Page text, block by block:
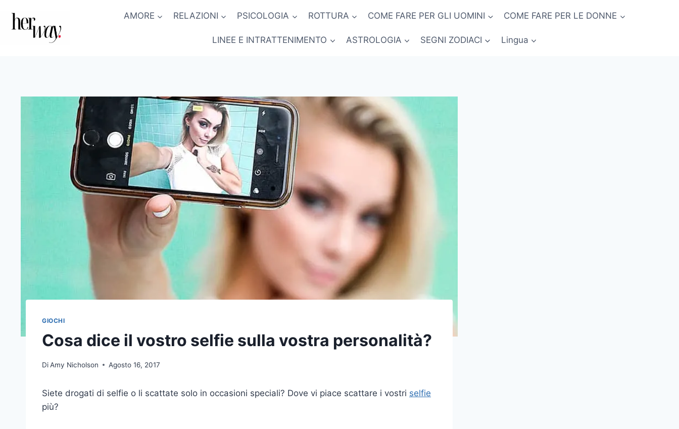
contenuto
AMORE RELAZIONI PSICOLOGIA ROTTURA COME FARE PER GLI UOMINI COME FARE PER LE DONNE
LINEE E INTRATTENIMENTO ASTROLOGIA SEGNI ZODIACI Lingua
GIOCHI
Cosa dice il vostro selfie sulla vostra personalità?
DiAmy Nicholson Agosto 16, 2017
Siete drogati di selfie o li scattate solo in occasioni speciali? Dove vi piace scattare i vostri selfie
più?